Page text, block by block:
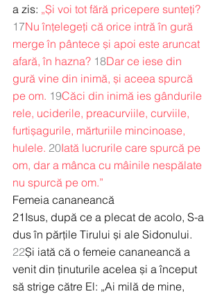
a zis: „Și voi tot fără pricepere sunteți?
17Nu înțelegeți că orice intră în gură
merge în pântece și apoi este aruncat
afară, în hazna? 18Dar ce iese din
gură vine din inimă, și aceea spurcă
pe om. 19Căci din inimă ies gândurile
rele, uciderile, preacurviile, curviile,
furtișagurile, mărturiile mincinoase,
hulele. 20Iată lucrurile care spurcă pe
om, dar a mânca cu mâinile nespălate
nu spurcă pe om.”
Femeia cananeancă
21Isus, după ce a plecat de acolo, S-a
dus în părțile Tirului și ale Sidonului.
22Și iată că o femeie cananeancă a
venit din ținuturile acelea și a început
să strige către El: „Ai milă de mine,